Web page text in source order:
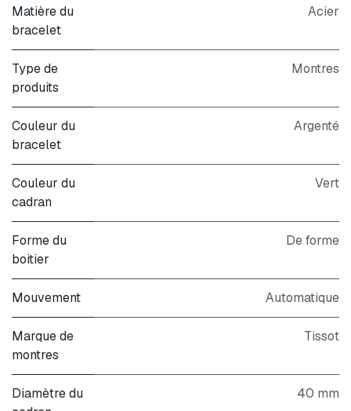
Matière du
bracelet
Acier
Type de
produits
Montres
Couleur du
bracelet
Argenté
Couleur du
cadran
Vert
Forme du
boitier
De forme
Mouvement Automatique
Marque de
montres
Tissot
Diamètre du
40 mm